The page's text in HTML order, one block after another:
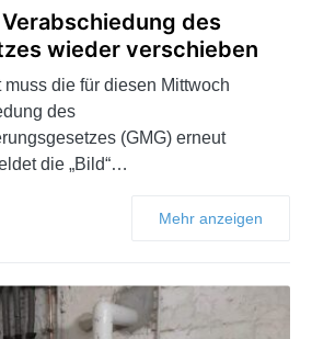
des
wieder verschieben
die für diesen Mittwoch
des
(GMG) erneut
die „Bild“…
Mehr anzeigen